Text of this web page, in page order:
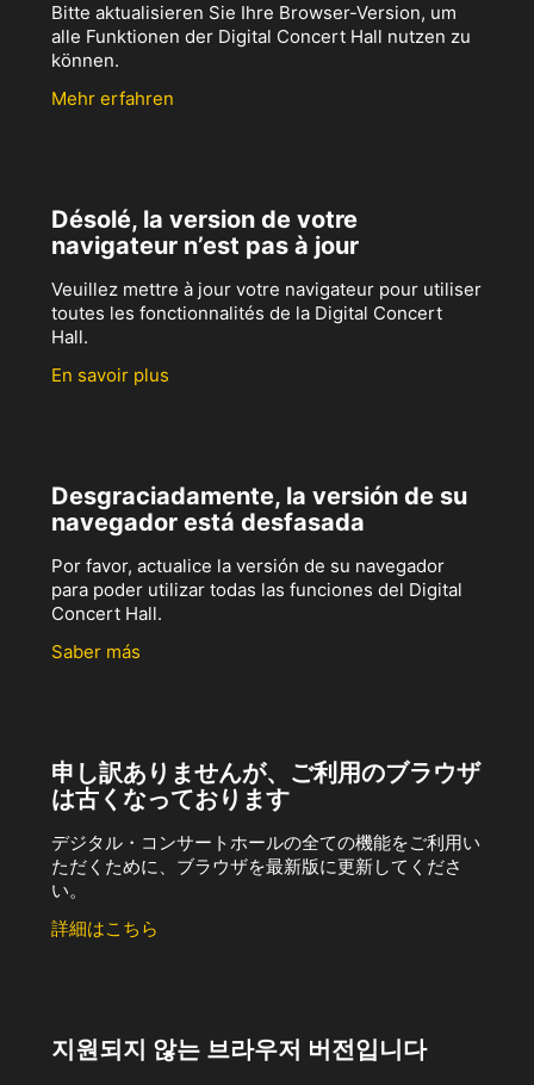
Bitte aktualisieren Sie Ihre Browser-Version, um
alle Funktionen der Digital Concert Hall nutzen zu
können.
Mehr erfahren
Désolé, la version de votre
navigateur n’est pas à jour
Veuillez mettre à jour votre navigateur pour utiliser
toutes les fonctionnalités de la Digital Concert
Hall.
En savoir plus
Desgraciadamente, la versión de su
navegador está desfasada
Por favor, actualice la versión de su navegador
para poder utilizar todas las funciones del Digital
Concert Hall.
Saber más
申し訳ありませんが、ご利用のブラウザ
は古くなっております
デジタル・コンサートホールの全ての機能をご利用い
ただくために、ブラウザを最新版に更新してくださ
い。
詳細はこちら
지원되지 않는 브라우저 버전입니다